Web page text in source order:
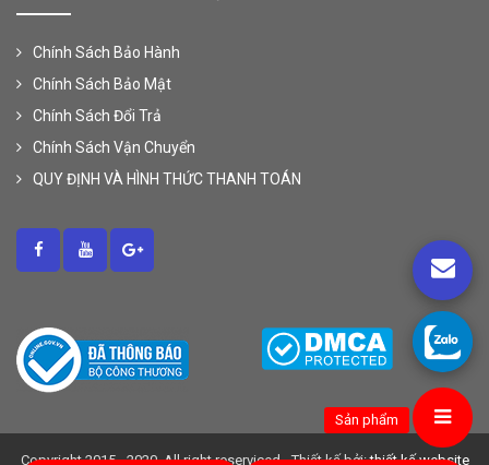
Chính Sách Bảo Hành
Chính Sách Bảo Mật
Chính Sách Đổi Trả
Chính Sách Vận Chuyển
QUY ĐỊNH VÀ HÌNH THỨC THANH TOÁN
Copyright 2015 - 2020, All right reserviced - Thiết kế bởi:thiết kế website
Sản phẩm